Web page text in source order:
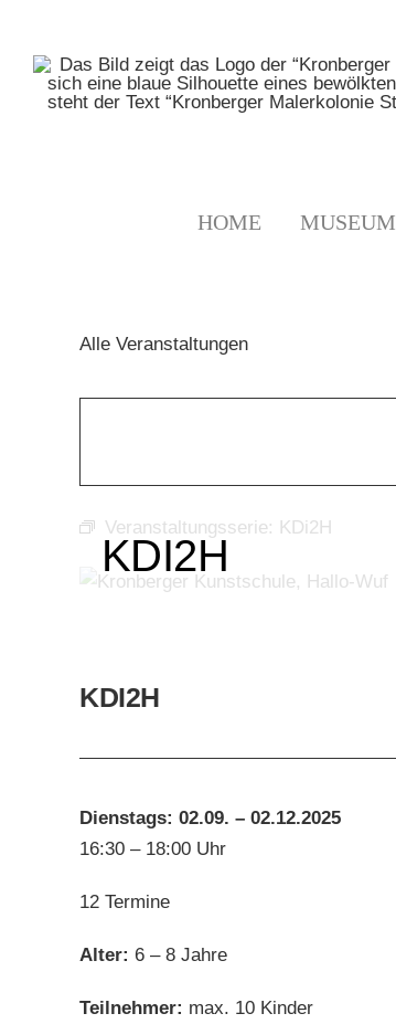
springen
HOME MUSEUM
Alle Veranstaltungen
Veranstaltungsserie: KDi2H
KDI2H
KDI2H
Dienstags: 02.09. – 02.12.2025
16:30 – 18:00 Uhr
12 Termine
Alter: 6 – 8 Jahre
Teilnehmer: max. 10 Kinder